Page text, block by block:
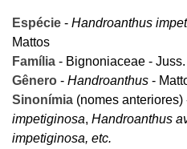
Espécie - Handroanthus
Mattos
Família - Bignoniaceae - Juss.
Gênero - Handroanthus -
Sinonímia (nomes anteriores)
impetiginosa, Handroanthus
impetiginosa, etc.